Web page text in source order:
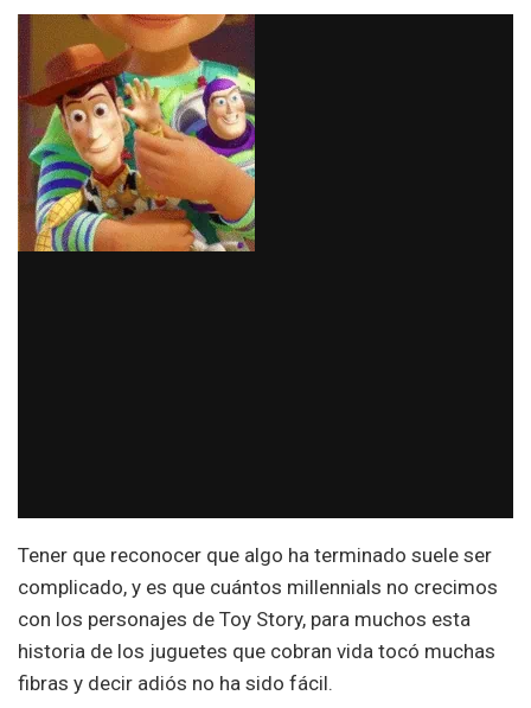
Tener que reconocer que algo ha terminado suele ser
complicado, y es que cuántos millennials no crecimos
con los personajes de Toy Story, para muchos esta
historia de los juguetes que cobran vida tocó muchas
fibras y decir adiós no ha sido fácil.